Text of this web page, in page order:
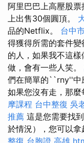
阿里巴巴上高壓股
上出售30個圓頂。
品的Netflix。 台中
得獲得所需的套件
的人，如果我不這
做，會有一些人笑。
們在簡單的``rny''中
如果您沒有走，那麼
摩課程 台中整復 吳
推薦 這是您需要找
於情況），您可以
整復 台胞證 高雄